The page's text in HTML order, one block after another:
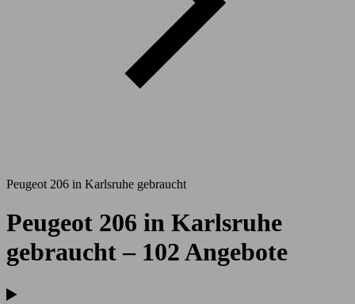
Peugeot 206 in Karlsruhe gebraucht
Peugeot 206 in Karlsruhe
gebraucht – 102 Angebote